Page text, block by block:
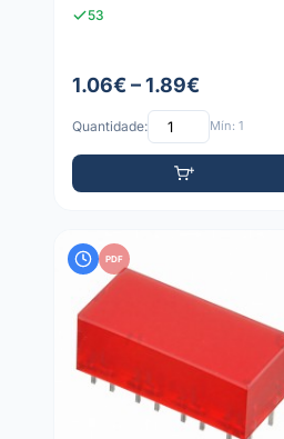
53
1.06€ – 1.89€
Quantidade: Mín: 1
PDF